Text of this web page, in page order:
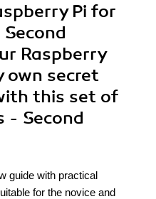
Pi for
Raspberry
own secret
this set of
- Second
guide with practical
for the novice and